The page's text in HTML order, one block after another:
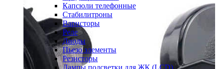
Капсюли телефонные
Стабилитроны
Варисторы
Реле
Диоды
Пьезо элементы
Резисторы
Лампы подсветки для ЖК (LCD)